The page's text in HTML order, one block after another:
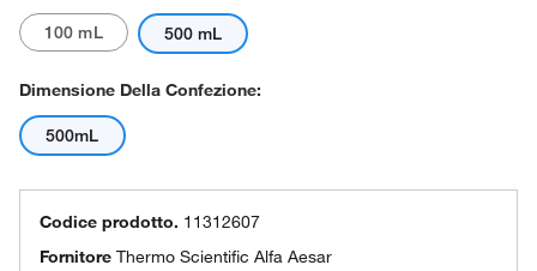
100 mL 500 mL
Dimensione Della Confezione:
500mL
Codice prodotto. 11312607
Fornitore Thermo Scientific Alfa Aesar